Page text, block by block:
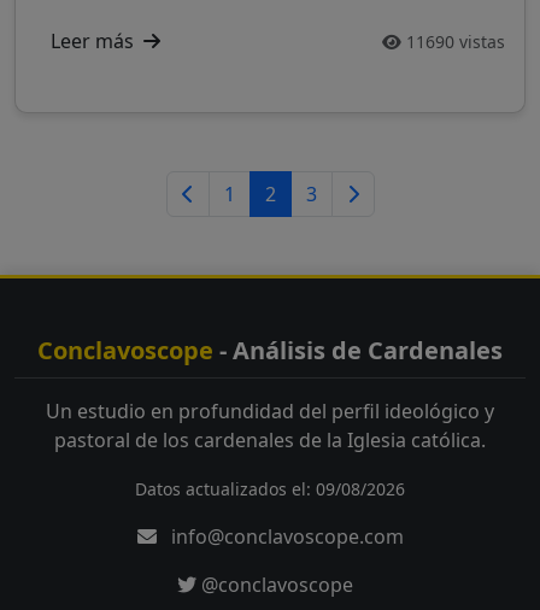
Leer más 11690 vistas
1 2 3
Conclavoscope - Análisis de Cardenales
Un estudio en profundidad del perfil ideológico y
pastoral de los cardenales de la Iglesia católica.
Datos actualizados el: 09/08/2026
info@conclavoscope.com
@conclavoscope